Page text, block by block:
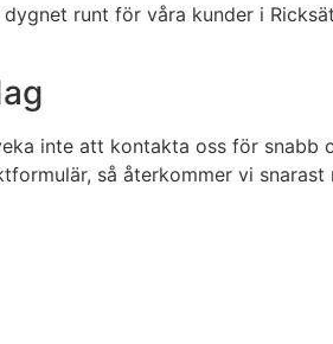
runt för våra kunder i
inte att kontakta oss för snabb
så återkommer vi